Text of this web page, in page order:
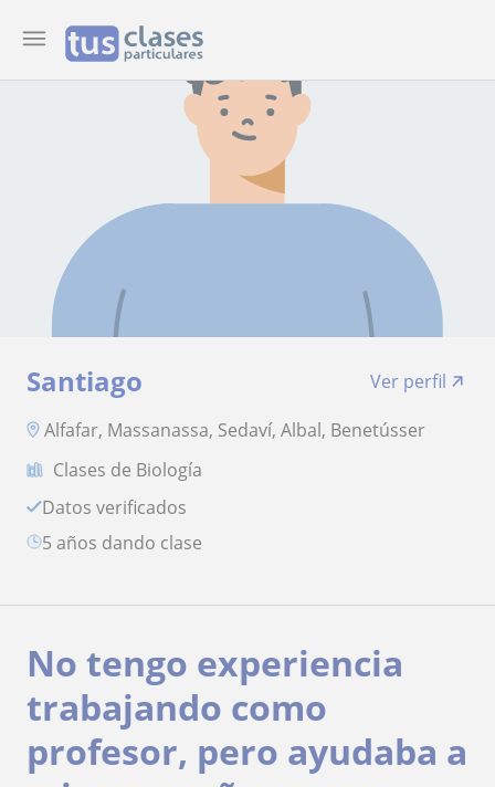
Santiago
Ver perfil
Alfafar, Massanassa, Sedaví, Albal, Benetússer
Clases de Biología
Datos verificados
5 años dando clase
No tengo experiencia
trabajando como
profesor, pero ayudaba a